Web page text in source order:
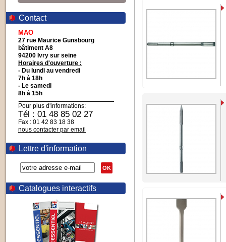
Contact
MAO
27 rue Maurice Gunsbourg
bâtiment A8
94200 Ivry sur seine
Horaires d'ouverture :
- Du lundi au vendredi
7h à 18h
- Le samedi
8h à 15h
Pour plus d'informations:
Tél : 01 48 85 02 27
Fax : 01 42 83 18 38
nous contacter par email
Lettre d'information
OK
Catalogues interactifs